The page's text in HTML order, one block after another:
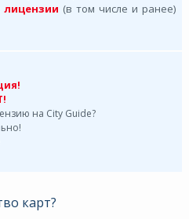
(в том числе и ранее)
на City Guide?
карт?